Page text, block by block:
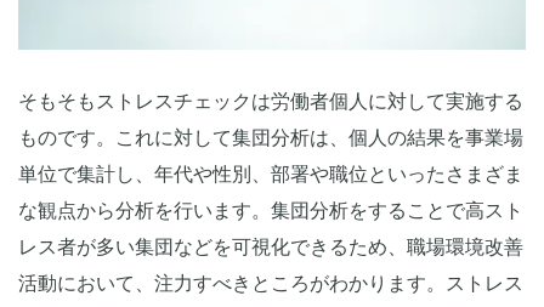
そもそもストレスチェックは労働者個人に対して実施する
ものです。これに対して集団分析は、個人の結果を事業場
単位で集計し、年代や性別、部署や職位といったさまざま
な観点から分析を行います。集団分析をすることで高スト
レス者が多い集団などを可視化できるため、職場環境改善
活動において、注力すべきところがわかります。ストレス